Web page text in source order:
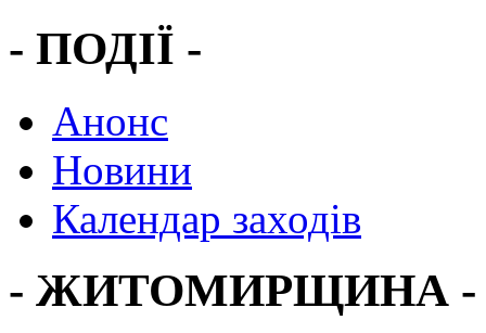
- ПОДІЇ -
Анонс
Новини
Календар заходів
- ЖИТОМИРЩИНА -